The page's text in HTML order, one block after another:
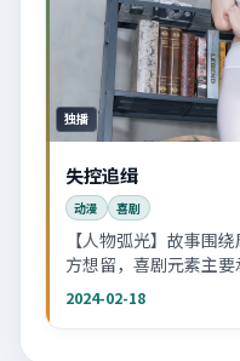
独播
失控追缉
动漫 喜剧
【人物弧光】故事围
方想留，喜剧元素主
不住回想某个配角的眼
2024-02-18